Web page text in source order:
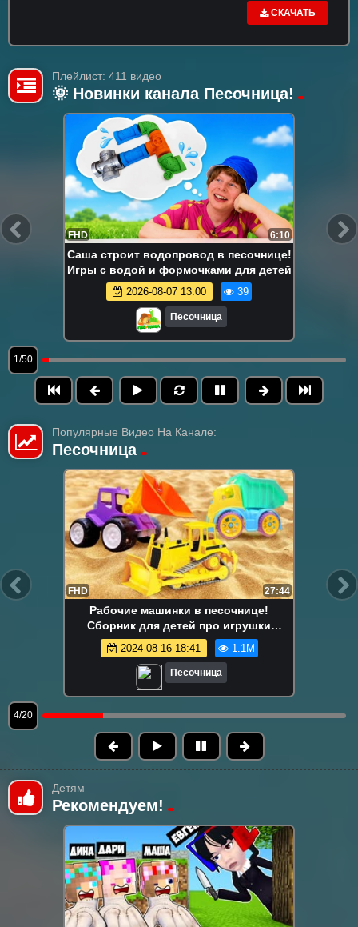
СКАЧАТЬ
Плейлист: 411 видео
🌞 Новинки канала Песочница!
FHD 6:10
Саша строит водопровод в песочнице!
Игры с водой и формочками для детей
2026-08-07 13:00 39
Песочница
1/50
Популярные Видео На Канале:
Песочница
FHD 13:58
Маша Капуки Кануки и игрушки в
песочнице — Развивающее видео для
самых маленьких
2024-08-16 18:41 1.1M
Песочница
5/20
Детям
Рекомендуем!